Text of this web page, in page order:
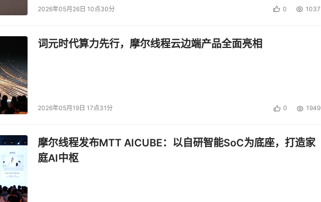
2026年05月26日 10点30分 0 1037
词元时代算力先行，摩尔线程云边端产品全面亮相
2026年05月19日 17点31分 0 1949
摩尔线程发布MTT AICUBE：以自研智能SoC为底座，打造家
庭AI中枢